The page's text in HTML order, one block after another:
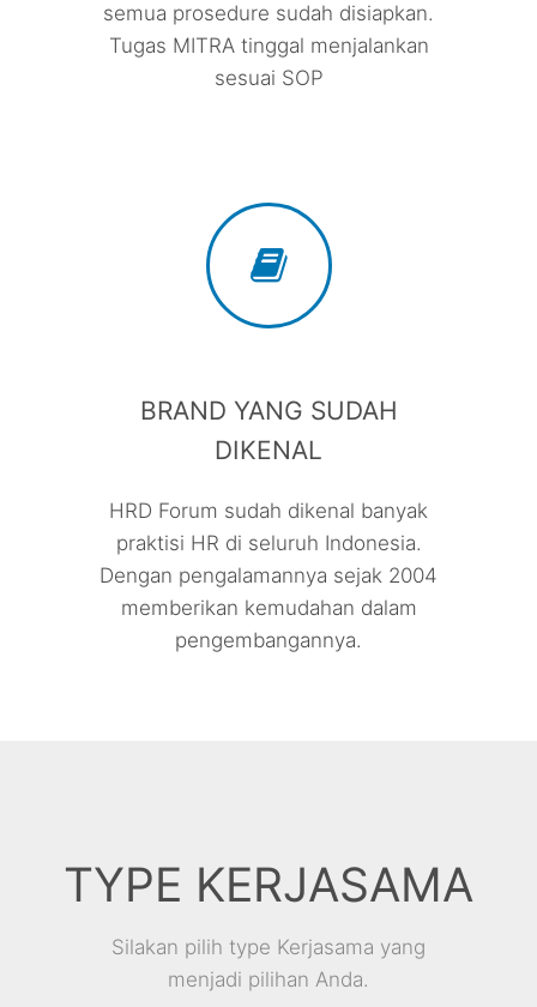
semua prosedure sudah disiapkan.
Tugas MITRA tinggal menjalankan
sesuai SOP
BRAND YANG SUDAH
DIKENAL
HRD Forum sudah dikenal banyak
praktisi HR di seluruh Indonesia.
Dengan pengalamannya sejak 2004
memberikan kemudahan dalam
pengembangannya.
TYPE KERJASAMA
Silakan pilih type Kerjasama yang
menjadi pilihan Anda.